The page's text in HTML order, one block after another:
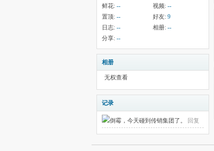
鲜花: -- 视频: --
置顶: -- 好友: 9
日志: -- 相册: --
分享: --
相册
无权查看
记录
倒霉，今天碰到传销集团了。 回复